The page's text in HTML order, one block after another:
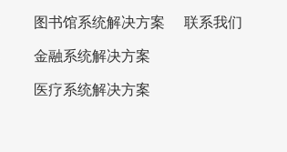
图书馆系统解决方案
金融系统解决方案
医疗系统解决方案
联系我们